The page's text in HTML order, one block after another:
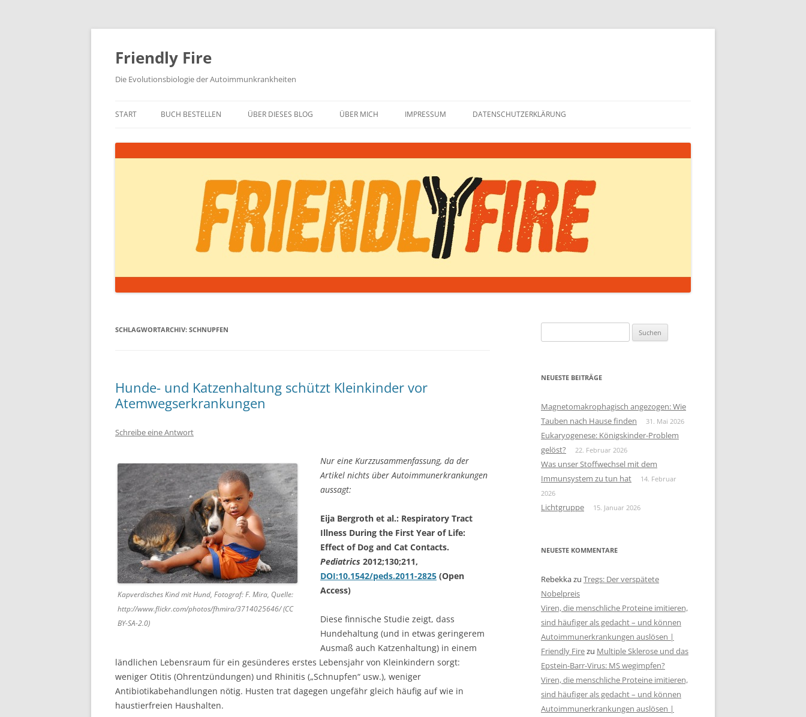
Zum
springen
Friendly Fire
Die Evolutionsbiologie der Autoimmunkrankheiten
START BUCH BESTELLEN ÜBER DIESES BLOG ÜBER MICH IMPRESSUM DATENSCHUTZERKLÄRUNG
SCHLAGWORTARCHIV: SCHNUPFEN
Hunde- und Katzenhaltung schützt Kleinkinder vor
Atemwegserkrankungen
Schreibe eine Antwort
Kapverdisches Kind mit Hund, Fotograf: F. Mira, Quelle:
http://www.flickr.com/photos/fhmira/3714025646/ (CC
BY-SA-2.0)
Nur eine Kurzzusammenfassung, da der
Artikel nichts über Autoimmunerkrankungen
aussagt:
Eija Bergroth et al.: Respiratory Tract
Illness During the First Year of Life:
Effect of Dog and Cat Contacts.
Pediatrics 2012;130;211,
DOI:10.1542/peds.2011-2825 (Open
Access)
Diese finnische Studie zeigt, dass
Hundehaltung (und in etwas geringerem
Ausmaß auch Katzenhaltung) in einem
ländlichen Lebensraum für ein gesünderes erstes Lebensjahr von Kleinkindern sorgt:
weniger Otitis (Ohrentzündungen) und Rhinitis („Schnupfen“ usw.), weniger
Antibiotikabehandlungen nötig. Husten trat dagegen ungefähr gleich häufig auf wie in
haustierfreien Haushalten.
nach:
NEUESTE BEITRÄGE
Magnetomakrophagisch angezogen: Wie
Tauben nach Hause finden
31. Mai 2026
Eukaryogenese: Königskinder-Problem
gelöst?
22. Februar 2026
Was unser Stoffwechsel mit dem
Immunsystem zu tun hat
14. Februar
2026
Lichtgruppe 15. Januar 2026
NEUESTE KOMMENTARE
Rebekkazu Tregs: Der verspätete
Nobelpreis
Viren, die menschliche Proteine imitieren,
sind häufiger als gedacht – und können
Autoimmunerkrankungen auslösen |
Friendly Firezu Multiple Sklerose und das
Epstein-Barr-Virus: MS wegimpfen?
Viren, die menschliche Proteine imitieren,
sind häufiger als gedacht – und können
Autoimmunerkrankungen auslösen |